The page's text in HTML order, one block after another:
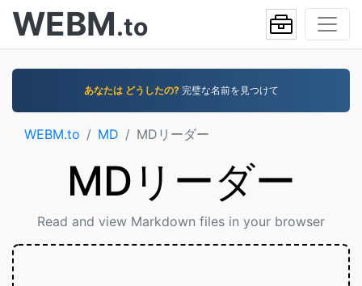
WEBM.to
あなたは どうしたの?完璧な名前を見つけて
WEBM.to MD MDリーダー
MDリーダー
Read and view Markdown files in your browser